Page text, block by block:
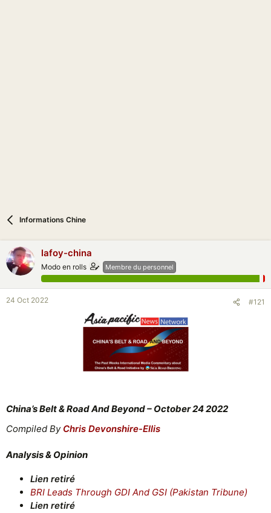
Informations Chine
lafoy-china
Modo en rolls Membre du personnel
24 Oct 2022 #121
China’s Belt & Road And Beyond – October 24 2022
Compiled By Chris Devonshire-Ellis
Analysis & Opinion
Lien retiré
BRI Leads Through GDI And GSI (Pakistan Tribune)
Lien retiré